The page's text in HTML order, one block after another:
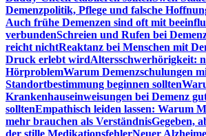
Demenzpolitik, Pflege und falsche
Auch frühe Demenzen sind oft mit
verbundenSchreien und Rufen bei
reicht nichtReaktanz bei Menschen mit
Druck erlebt wirdAltersschwerhörigkeit:
HörproblemWarum Demenzschulungen
Standortbestimmung beginnen sollten
Krankenhauseinweisungen bei Demenz
solltenEmpathisch leiden lassen: Warum
mehr brauchen als VerständnisGegeben,
der stille MedikationsfehlerNeuer